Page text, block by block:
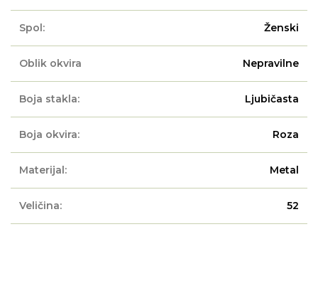
Spol: Ženski
Oblik okvira Nepravilne
Boja stakla: Ljubičasta
Boja okvira: Roza
Materijal: Metal
Veličina: 52